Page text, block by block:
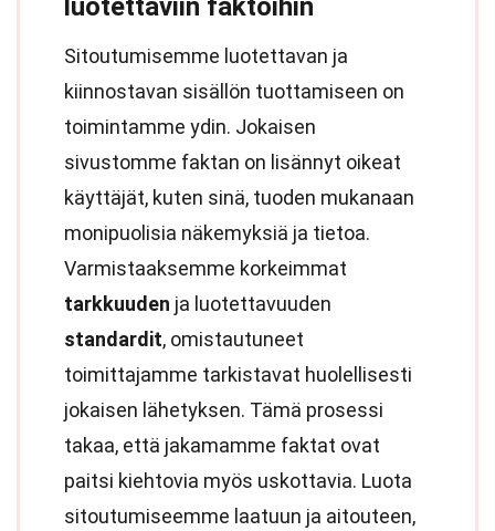
luotettaviin faktoihin
Sitoutumisemme luotettavan ja
kiinnostavan sisällön tuottamiseen on
toimintamme ydin. Jokaisen
sivustomme faktan on lisännyt oikeat
käyttäjät, kuten sinä, tuoden mukanaan
monipuolisia näkemyksiä ja tietoa.
Varmistaaksemme korkeimmat
tarkkuuden ja luotettavuuden
standardit, omistautuneet
toimittajamme tarkistavat huolellisesti
jokaisen lähetyksen. Tämä prosessi
takaa, että jakamamme faktat ovat
paitsi kiehtovia myös uskottavia. Luota
sitoutumiseemme laatuun ja aitouteen,